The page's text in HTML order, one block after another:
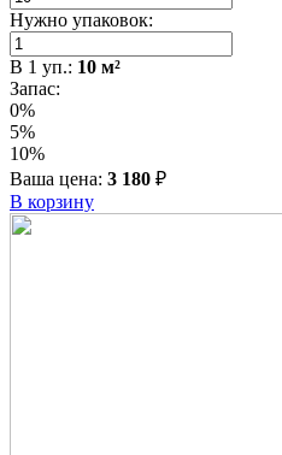
Нужно упаковок:
В 1 уп.: 10 м²
Запас:
0%
5%
10%
Ваша цена: 3 180 ₽
В корзину